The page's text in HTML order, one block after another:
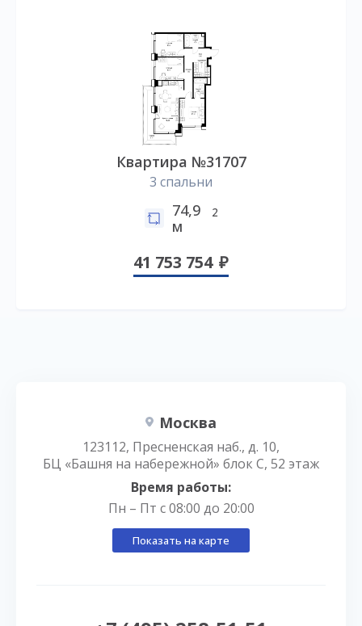
Квартира №31707
3 спальни
74,9
м
2
41 753 754
Москва
123112, Пресненская наб., д. 10,
БЦ «Башня на набережной» блок С, 52 этаж
Время работы:
Пн – Пт с 08:00 до 20:00
Показать на карте